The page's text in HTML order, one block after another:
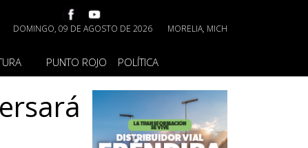
DOMINGO, 09 DE AGOSTO DE 2026 MORELIA, MICH
PUNTO ROJO POLÍTICA